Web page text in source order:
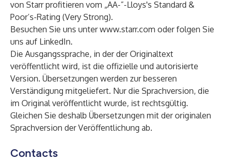
von Starr profitieren vom „AA-”-Lloys's Standard &
Poor’s-Rating (Very Strong).
Besuchen Sie uns unterwww.starr.com oder folgen Sie
uns auf LinkedIn.
Die Ausgangssprache, in der der Originaltext
veröffentlicht wird, ist die offizielle und autorisierte
Version. Übersetzungen werden zur besseren
Verständigung mitgeliefert. Nur die Sprachversion, die
im Original veröffentlicht wurde, ist rechtsgültig.
Gleichen Sie deshalb Übersetzungen mit der originalen
Sprachversion der Veröffentlichung ab.
Contacts